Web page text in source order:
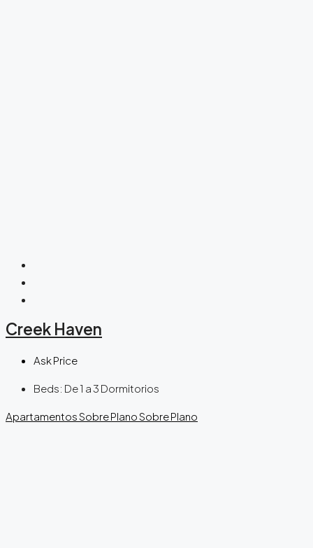
Creek Haven
Ask Price
Beds: De 1 a 3 Dormitorios
ApartamentosSobre PlanoSobre Plano